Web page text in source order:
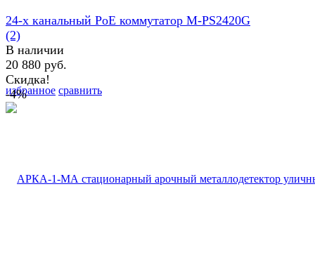
избранное сравнить
24-х канальный PoE коммутатор M-PS2420G
(2)
В наличии
20 880 руб.
Скидка!
-4%